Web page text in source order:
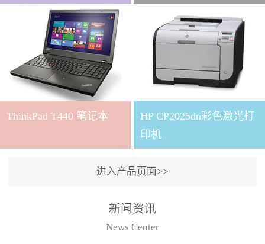
ThinkPad T440 笔记本
HP CP2025dn彩色激光打
印机
进入产品页面>>
新闻资讯
News Center